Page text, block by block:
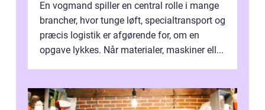
En vogmand spiller en central rolle i mange
brancher, hvor tunge løft, specialtransport og
præcis logistik er afgørende for, om en
opgave lykkes. Når materialer, maskiner ell...